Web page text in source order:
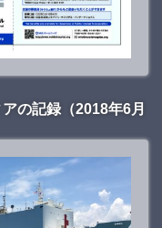
の記録（2018年6月